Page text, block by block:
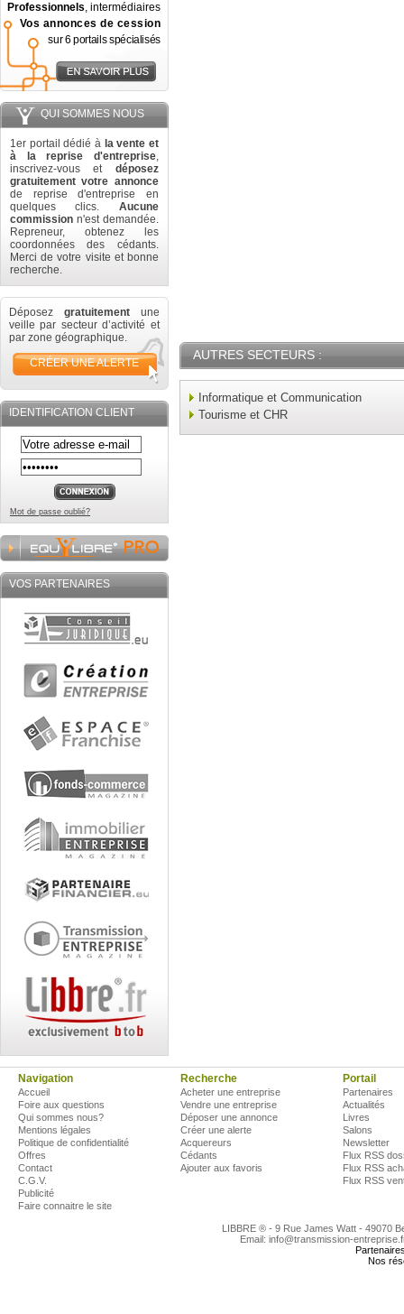
Professionnels, intermédiaires
Vos annonces de cession
sur 6 portails spécialisés
QUI SOMMES NOUS
1er portail dédié à la vente et
à la reprise d'entreprise,
inscrivez-vous et déposez
gratuitement votre annonce
de reprise d'entreprise en
quelques clics. Aucune
commission n'est demandée.
Repreneur, obtenez les
coordonnées des cédants.
Merci de votre visite et bonne
recherche.
Déposez gratuitement une
veille par secteur d’activité et
par zone géographique.
CRÉER UNE ALERTE
IDENTIFICATION CLIENT
Mot de passe oublié?
VOS PARTENAIRES
AUTRES SECTEURS :
Informatique et Communication
Tourisme et CHR
Navigation
Accueil
Foire aux questions
Qui sommes nous?
Mentions légales
Politique de confidentialité
Offres
Contact
C.G.V.
Publicité
Faire connaitre le site
Recherche
Acheter une entreprise
Vendre une entreprise
Déposer une annonce
Créer une alerte
Acquereurs
Cédants
Ajouter aux favoris
Portail
Partenaires
Actualités
Livres
Salons
Newsletter
Flux RSS
Flux RSS
Flux RSS
LIBBRE ® - 9 Rue James Watt - 49070
Email: info@transmission-
Nos